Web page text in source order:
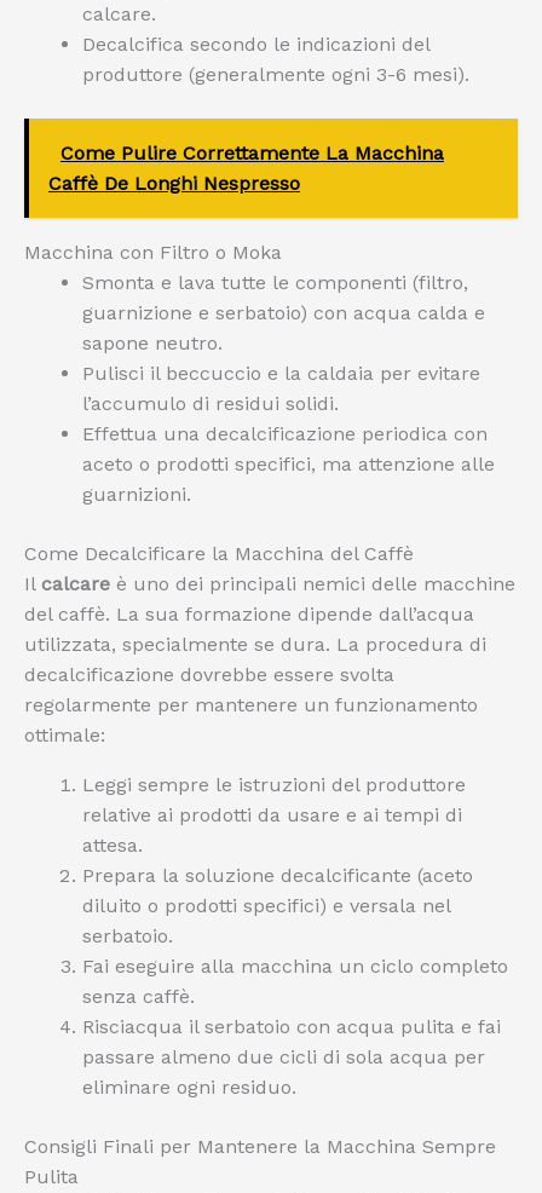
calcare.
Decalcifica secondo le indicazioni del
produttore (generalmente ogni 3-6 mesi).
Come Pulire Correttamente La Macchina
Caffè De Longhi Nespresso
Macchina con Filtro o Moka
Smonta e lava tutte le componenti (filtro,
guarnizione e serbatoio) con acqua calda e
sapone neutro.
Pulisci il beccuccio e la caldaia per evitare
l’accumulo di residui solidi.
Effettua una decalcificazione periodica con
aceto o prodotti specifici, ma attenzione alle
guarnizioni.
Come Decalcificare la Macchina del Caffè
Il calcare è uno dei principali nemici delle macchine
del caffè. La sua formazione dipende dall’acqua
utilizzata, specialmente se dura. La procedura di
decalcificazione dovrebbe essere svolta
regolarmente per mantenere un funzionamento
ottimale:
Leggi sempre le istruzioni del produttore
relative ai prodotti da usare e ai tempi di
attesa.
Prepara la soluzione decalcificante (aceto
diluito o prodotti specifici) e versala nel
serbatoio.
Fai eseguire alla macchina un ciclo completo
senza caffè.
Risciacqua il serbatoio con acqua pulita e fai
passare almeno due cicli di sola acqua per
eliminare ogni residuo.
Consigli Finali per Mantenere la Macchina Sempre
Pulita